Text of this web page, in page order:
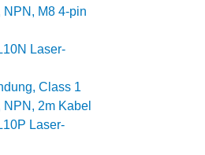
M8 4-pin
Laser-
Class 1
2m Kabel
Laser-